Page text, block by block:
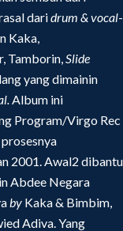
daridrum & vocal­-
Kaka,
Tamborin,Slide
yang dimainin
Album ini
Program/Virgo Rec
2001. Awal2 dibantu
Abdee Negara
by Kaka & Bimbim,
Adiva. Yang